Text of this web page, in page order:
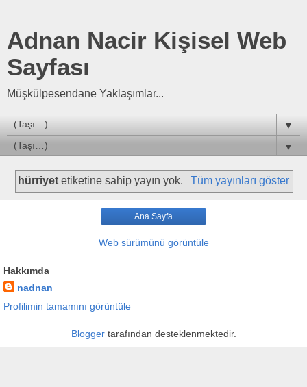
Adnan Nacir Kişisel Web
Sayfası
Müşkülpesendane Yaklaşımlar...
▼
▼
hürriyet etiketine sahip yayın yok. Tüm yayınları göster
Ana Sayfa
Web sürümünü görüntüle
Hakkımda
nadnan
Profilimin tamamını görüntüle
Bloggertarafından desteklenmektedir.